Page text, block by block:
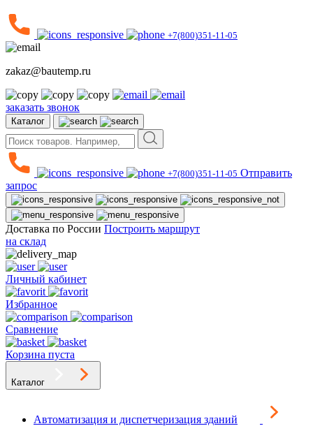
+7(800)351-11-05
zakaz@bautemp.ru
заказать звонок
Каталог
+7(800)351-11-05 Отправить
запрос
Доставка по России Построить маршрут
на склад
Личный кабинет
Избранное
Сравнение
Корзина пуста
Каталог
Автоматизация и диспетчеризация зданий